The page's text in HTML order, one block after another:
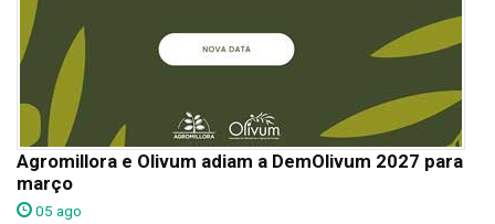
Agromillora e Olivum adiam a DemOlivum 2027 para
março
05 ago